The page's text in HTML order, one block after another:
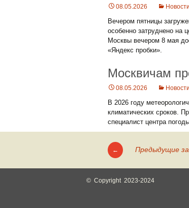
08.05.2026
Вечером пятницы
особенно затруднено на
Москвы вечером 8 мая
«Яндекс пробки».
Москвичам
08.05.2026
В 2026 году
климатических сроков.
специалист центра
Навигация
← Предыдущие
© Copyright 2023-2024